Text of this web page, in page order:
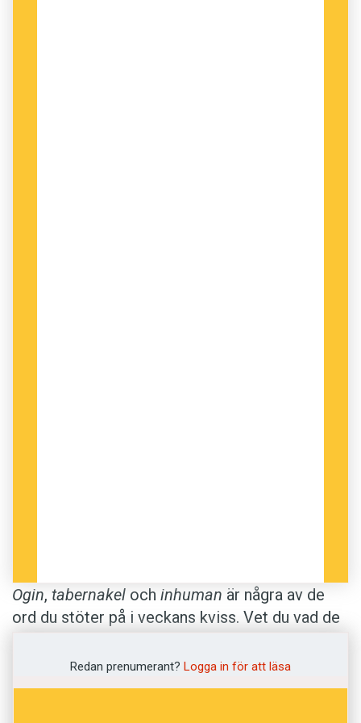
Ogin, tabernakel och inhuman är några av de
ord du stöter på i veckans kviss. Vet du vad de
Akademiens ordlista.
Redan prenumerant? Logga in för att läsa